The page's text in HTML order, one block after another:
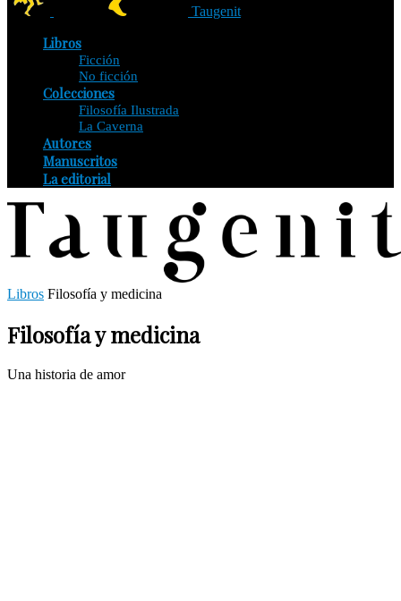
Taugenit
Libros
Ficción
No ficción
Colecciones
Filosofía Ilustrada
La Caverna
Autores
Manuscritos
La editorial
Libros Filosofía y medicina
Filosofía y medicina
Una historia de amor